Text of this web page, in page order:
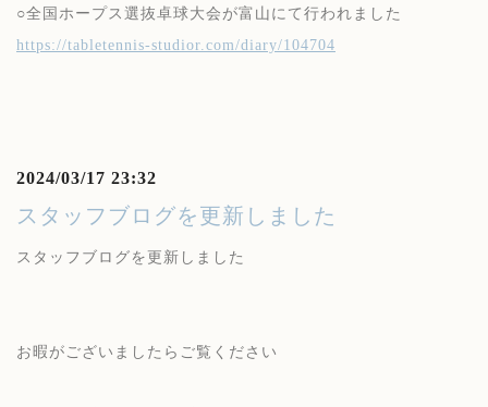
○全国ホープス選抜卓球大会が富山にて行われました
https://tabletennis-studior.com/diary/104704
2024/03/17 23:32
スタッフブログを更新しました
スタッフブログを更新しました
お暇がございましたらご覧ください